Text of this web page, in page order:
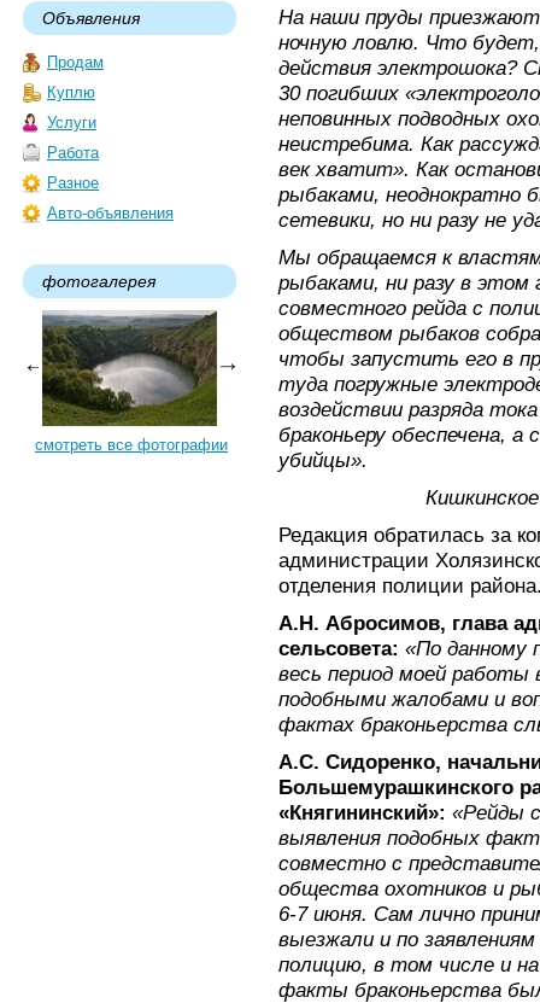
Объявления
Продам
Куплю
Услуги
Работа
Разное
Авто-объявления
фотогалерея
смотреть все фотографии
На наши пруды
ночную ловлю. Что
действия электрошока?
30 погибших
неповинных подводных
неистребима. Как
век хватит». Как
рыбаками, неоднократно
сетевики, но ни разу не
Мы обращаемся к
рыбаками, ни разу в этом
совместного рейда с
обществом рыбаков
чтобы запустить его в
туда погружные
воздействии разряда
браконьеру обеспечена,
убийцы».
Редакция обратилась за
администрации
отделения полиции
А.Н. Абросимов, глава
сельсовета: «По данному
весь период моей
подобными жалобами и
фактах браконьерства
А.С. Сидоренко,
Большемурашкинского
«Княгининский»: «Рейды
выявления подобных
совместно с
общества охотников и
6-7 июня. Сам лично
выезжали и по
полицию, в том числе и
факты браконьерства